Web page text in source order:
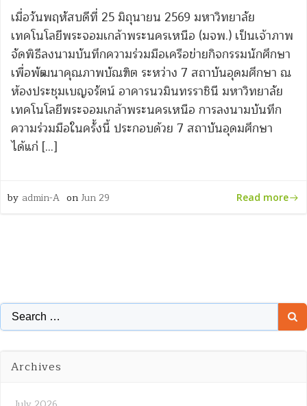
เมื่อวันพฤหัสบดีที่ 25 มิถุนายน 2569 มหาวิทยาลัย
เทคโนโลยีพระจอมเกล้าพระนครเหนือ (มจพ.) เป็นเจ้าภาพ
จัดพิธีลงนามบันทึกความร่วมมือเครือข่ายกิจกรรมนักศึกษา
เพื่อพัฒนาคุณภาพบัณฑิต ระหว่าง 7 สถาบันอุดมศึกษา ณ
ห้องประชุมเบญจรัตน์ อาคารนวมินทรราชินี มหาวิทยาลัย
เทคโนโลยีพระจอมเกล้าพระนครเหนือ การลงนามบันทึก
ความร่วมมือในครั้งนี้ ประกอบด้วย 7 สถาบันอุดมศึกษา
ได้แก่ […]
by admin-A on Jun 29 Read more
Search
for:
Archives